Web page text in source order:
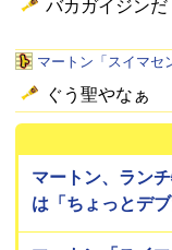
バカガイジンだ
マートン「スイマセ
ぐう聖やなぁ
マートン、ラン
は「ちょっとデ